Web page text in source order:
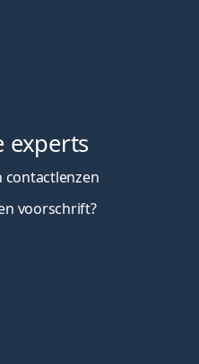
experts
contactlenzen
voorschrift?